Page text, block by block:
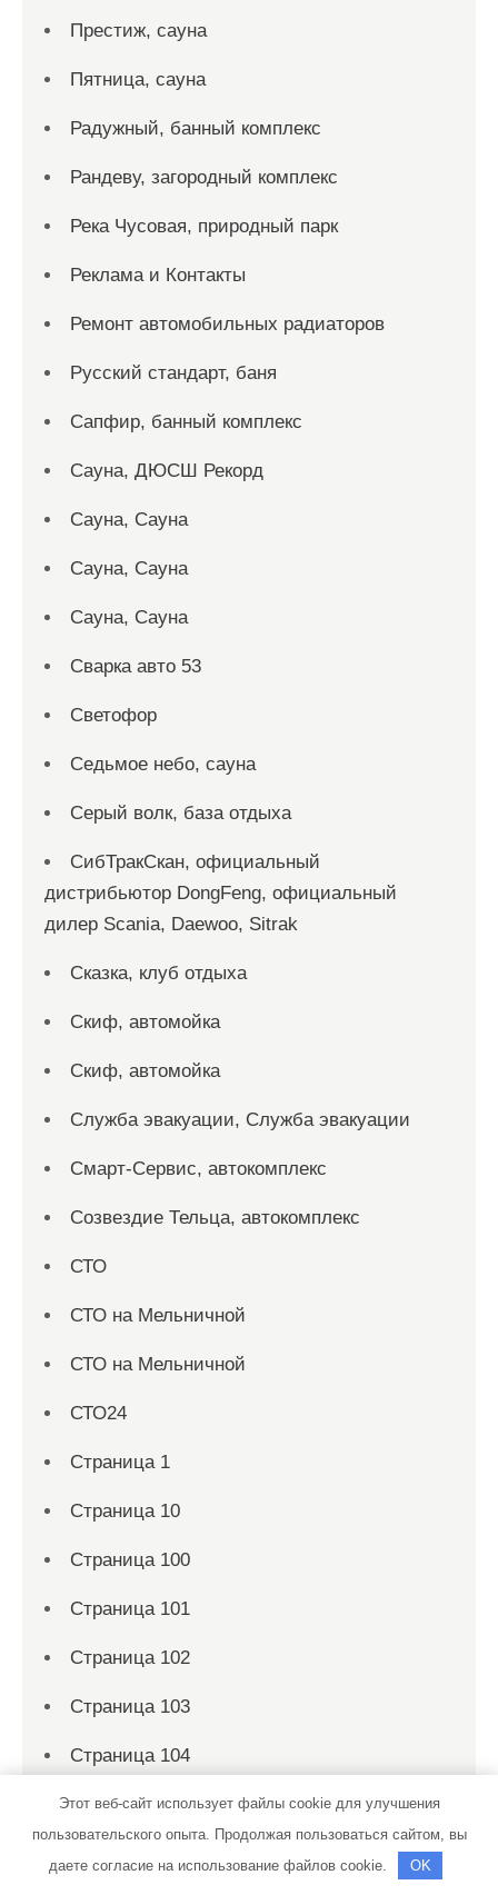
Престиж, сауна
Пятница, сауна
Радужный, банный комплекс
Рандеву, загородный комплекс
Река Чусовая, природный парк
Реклама и Контакты
Ремонт автомобильных радиаторов
Русский стандарт, баня
Сапфир, банный комплекс
Сауна, ДЮСШ Рекорд
Сауна, Сауна
Сауна, Сауна
Сауна, Сауна
Сварка авто 53
Светофор
Седьмое небо, сауна
Серый волк, база отдыха
СибТракСкан, официальный
дистрибьютор DongFeng, официальный
дилер Scania, Daewoo, Sitrak
Сказка, клуб отдыха
Скиф, автомойка
Скиф, автомойка
Служба эвакуации, Служба эвакуации
Смарт-Сервис, автокомплекс
Созвездие Тельца, автокомплекс
СТО
СТО на Мельничной
СТО на Мельничной
СТО24
Страница 1
Страница 10
Страница 100
Страница 101
Страница 102
Страница 103
Страница 104
Страница 105
Этот веб-сайт использует файлы cookie для улучшения
пользовательского опыта. Продолжая пользоваться сайтом, вы
даете согласие на использование файлов cookie.
OK